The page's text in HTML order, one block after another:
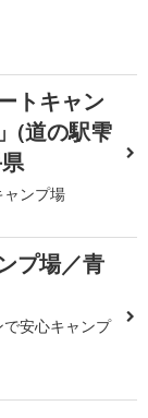
トキャン
(道の駅雫
ャンプ場
プ場／青
安心キャンプ